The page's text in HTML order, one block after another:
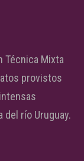
Técnica Mixta
provistos
del río Uruguay.